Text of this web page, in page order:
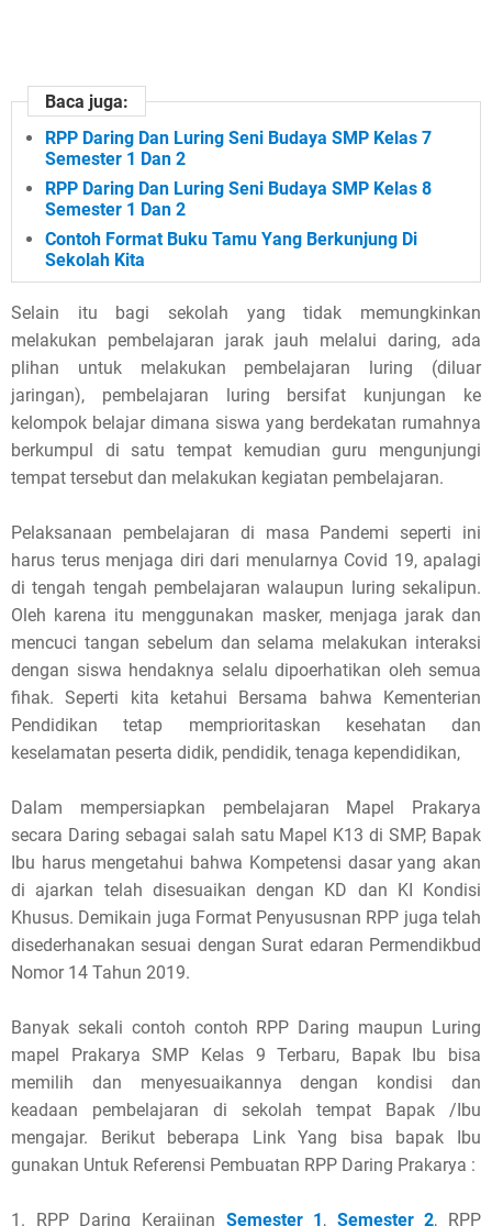
Baca juga:
RPP Daring Dan Luring Seni Budaya SMP Kelas 7
Semester 1 Dan 2
RPP Daring Dan Luring Seni Budaya SMP Kelas 8
Semester 1 Dan 2
Contoh Format Buku Tamu Yang Berkunjung Di
Sekolah Kita
Selain itu bagi sekolah yang tidak memungkinkan
melakukan pembelajaran jarak jauh melalui daring, ada
plihan untuk melakukan pembelajaran luring (diluar
jaringan), pembelajaran luring bersifat kunjungan ke
kelompok belajar dimana siswa yang berdekatan rumahnya
berkumpul di satu tempat kemudian guru mengunjungi
tempat tersebut dan melakukan kegiatan pembelajaran.
Pelaksanaan pembelajaran di masa Pandemi seperti ini
harus terus menjaga diri dari menularnya Covid 19, apalagi
di tengah tengah pembelajaran walaupun luring sekalipun.
Oleh karena itu menggunakan masker, menjaga jarak dan
mencuci tangan sebelum dan selama melakukan interaksi
dengan siswa hendaknya selalu dipoerhatikan oleh semua
fihak. Seperti kita ketahui Bersama bahwa Kementerian
Pendidikan tetap memprioritaskan kesehatan dan
keselamatan peserta didik, pendidik, tenaga kependidikan,
Dalam mempersiapkan pembelajaran Mapel Prakarya
secara Daring sebagai salah satu Mapel K13 di SMP, Bapak
Ibu harus mengetahui bahwa Kompetensi dasar yang akan
di ajarkan telah disesuaikan dengan KD dan KI Kondisi
Khusus. Demikain juga Format Penyususnan RPP juga telah
disederhanakan sesuai dengan Surat edaran Permendikbud
Nomor 14 Tahun 2019.
Banyak sekali contoh contoh RPP Daring maupun Luring
mapel Prakarya SMP Kelas 9 Terbaru, Bapak Ibu bisa
memilih dan menyesuaikannya dengan kondisi dan
keadaan pembelajaran di sekolah tempat Bapak /Ibu
mengajar. Berikut beberapa Link Yang bisa bapak Ibu
gunakan Untuk Referensi Pembuatan RPP Daring Prakarya :
1. RPP Daring Kerajinan Semester 1, Semester 2, RPP